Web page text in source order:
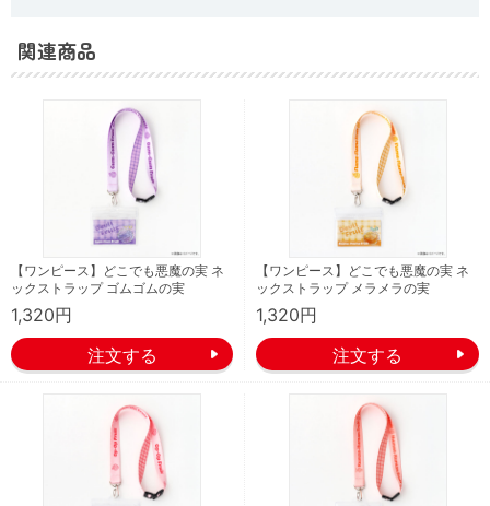
関連商品
【ワンピース】どこでも悪魔の実 ネ
ックストラップ ゴムゴムの実
1,320円
【ワンピース】どこでも悪魔の実 ネ
ックストラップ メラメラの実
1,320円